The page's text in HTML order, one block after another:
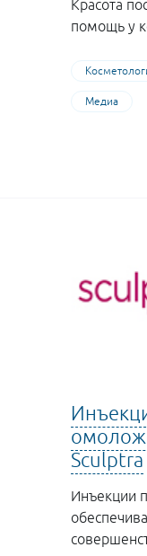
Красота
помощь у
Медиа
Sculptra
Инъекции